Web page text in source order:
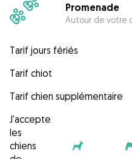
Promenade
Autour de votre
Tarif jours fériés
Tarif chiot
Tarif chien supplémentaire
J'accepte
les
chiens